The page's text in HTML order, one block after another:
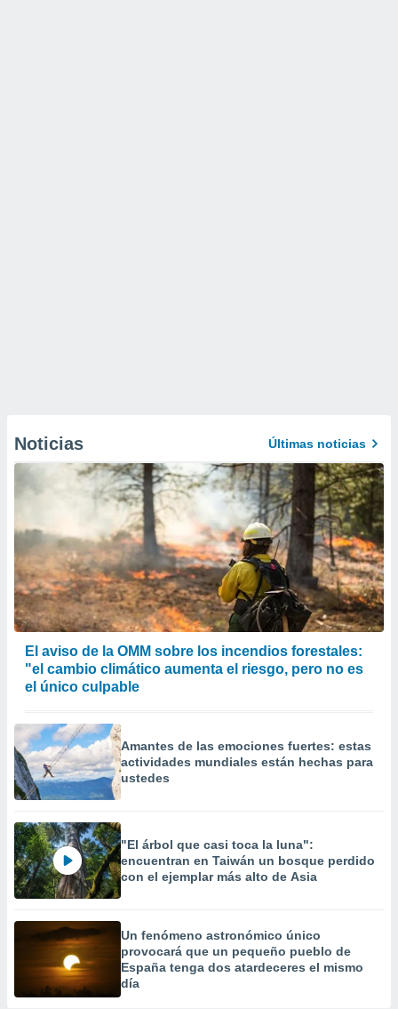
Noticias Últimas noticias
El aviso de la OMM sobre los incendios forestales:
"el cambio climático aumenta el riesgo, pero no es
el único culpable
Amantes de las emociones fuertes: estas
actividades mundiales están hechas para
ustedes
"El árbol que casi toca la luna":
encuentran en Taiwán un bosque perdido
con el ejemplar más alto de Asia
Un fenómeno astronómico único
provocará que un pequeño pueblo de
España tenga dos atardeceres el mismo
día